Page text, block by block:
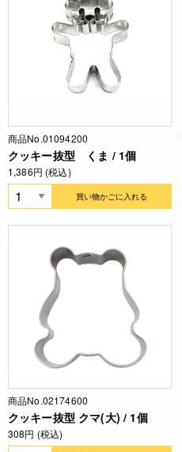
商品No.01094200
クッキー抜型 くま / 1個
1,386円 (税込)
買い物かごに入れる
商品No.02174600
クッキー抜型 クマ(大) / 1個
308円 (税込)